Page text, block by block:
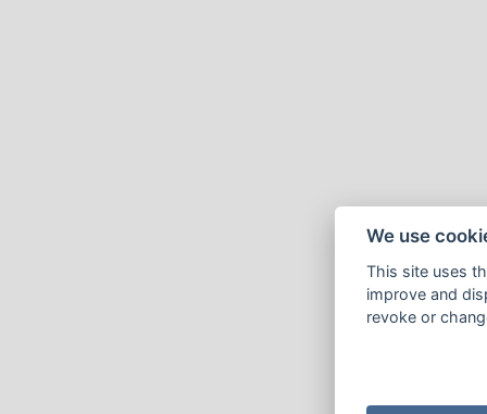
We use
This site uses
improve and
revoke or